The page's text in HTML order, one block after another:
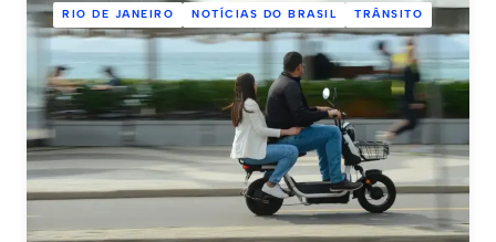
RIO DE JANEIRO NOTÍCIAS DO BRASIL TRÂNSITO